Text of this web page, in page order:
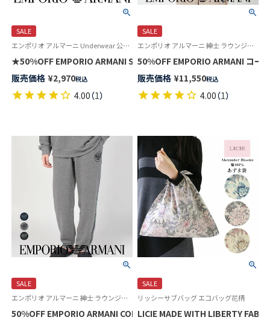
SALE
エンポリオ アルマーニ Underwear 公式オンラインショップ 紳士 下着
★50%OFF EMPORIO ARMANI SEAMLESS シームレス ボクサーパ
販売価格 ¥2,970税込
4.00（1）
SALE
エンポリオ アルマーニ 紳士 ラウンジウェア パーカー CORDUROY FLEECE FZ HOODIE
販売価格 ¥11,550税込
4.00（1）
SALE
エンポリオ アルマーニ 紳士 ラウンジウェア
50%OFF EMPORIO ARMANI COMFORT STRECH TERRY スウェ
SALE
リッシーサブバッグ エコバッグ花柄